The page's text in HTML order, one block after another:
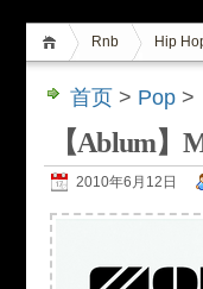
Rnb Hip
首页 > Pop >
【Ablum】
2010年6月12日